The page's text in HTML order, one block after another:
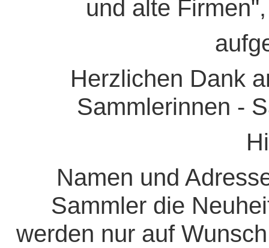
und alte
Herzlichen Dank
Sammlerinnen -
Namen und
Sammler die
werden nur auf